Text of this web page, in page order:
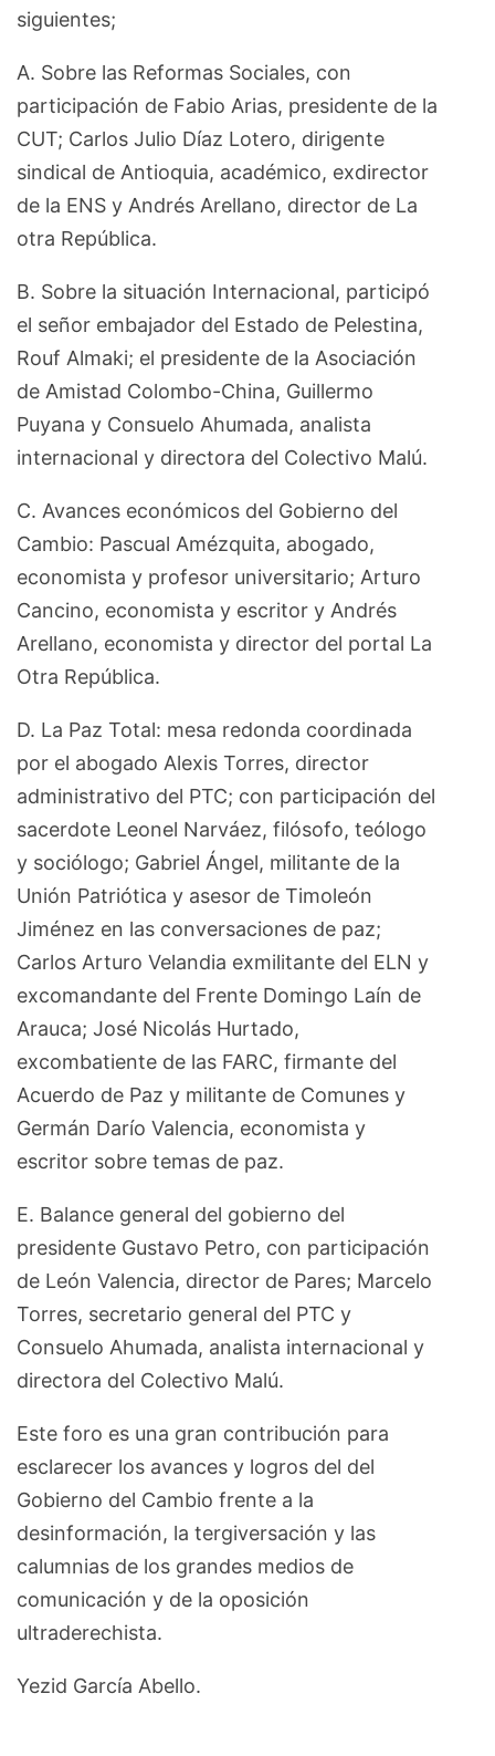
siguientes;
A. Sobre las Reformas Sociales, con
participación de Fabio Arias, presidente de la
CUT; Carlos Julio Díaz Lotero, dirigente
sindical de Antioquia, académico, exdirector
de la ENS y Andrés Arellano, director de La
otra República.
B. Sobre la situación Internacional, participó
el señor embajador del Estado de Pelestina,
Rouf Almaki; el presidente de la Asociación
de Amistad Colombo-China, Guillermo
Puyana y Consuelo Ahumada, analista
internacional y directora del Colectivo Malú.
C. Avances económicos del Gobierno del
Cambio: Pascual Amézquita, abogado,
economista y profesor universitario; Arturo
Cancino, economista y escritor y Andrés
Arellano, economista y director del portal La
Otra República.
D. La Paz Total: mesa redonda coordinada
por el abogado Alexis Torres, director
administrativo del PTC; con participación del
sacerdote Leonel Narváez, filósofo, teólogo
y sociólogo; Gabriel Ángel, militante de la
Unión Patriótica y asesor de Timoleón
Jiménez en las conversaciones de paz;
Carlos Arturo Velandia exmilitante del ELN y
excomandante del Frente Domingo Laín de
Arauca; José Nicolás Hurtado,
excombatiente de las FARC, firmante del
Acuerdo de Paz y militante de Comunes y
Germán Darío Valencia, economista y
escritor sobre temas de paz.
E. Balance general del gobierno del
presidente Gustavo Petro, con participación
de León Valencia, director de Pares; Marcelo
Torres, secretario general del PTC y
Consuelo Ahumada, analista internacional y
directora del Colectivo Malú.
Este foro es una gran contribución para
esclarecer los avances y logros del del
Gobierno del Cambio frente a la
desinformación, la tergiversación y las
calumnias de los grandes medios de
comunicación y de la oposición
ultraderechista.
Yezid García Abello.